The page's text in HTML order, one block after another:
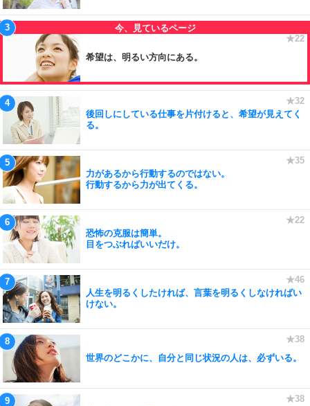
希望は、明るい方向にある。
後回しにしている仕事を片付けると、希望が見えてく
る。
力があるから行動するのではない。
行動するから力が出てくる。
恐怖の克服は簡単。
目をつぶればいいだけ。
人生を明るくしたければ、言葉を明るくしなければい
けない。
世界のどこかに、自分と同じ状況の人は、必ずいる。